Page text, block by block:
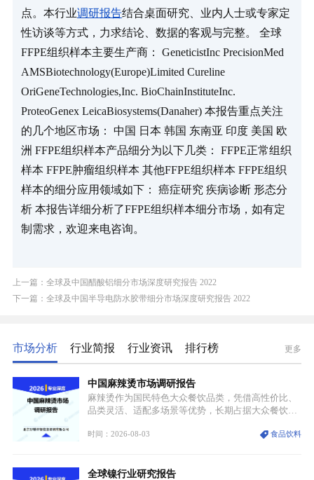
点。本行业调研报告结合桌面研究、业内人士或专家定
性访谈等方式，力求结论、数据的客观与完整。 全球
FFPE组织样本主要生产商： GeneticistInc PrecisionMed
AMSBiotechnology(Europe)Limited Cureline
OriGeneTechnologies,Inc. BioChainInstituteInc.
ProteoGenex LeicaBiosystems(Danaher) 本报告重点关注
的几个地区市场： 中国 日本 韩国 东南亚 印度 美国 欧
洲 FFPE组织样本产品细分为以下几类： FFPE正常组织
样本 FFPE肿瘤组织样本 其他FFPE组织样本 FFPE组织
样本的细分应用领域如下： 癌症研究 疾病诊断 形态分
析 本报告详细分析了FFPE组织样本细分市场，如有定
制需求，欢迎来电咨询。
上一篇：全球及中国醋酸铝细分市场深度研究报告 2022
下一篇：全球及中国半导电防水胶带细分市场深度研究报告 2022
市场分析 行业简报 行业资讯 排行榜 更多
中国麻辣烫市场调研报告
麻辣烫作为国民特色大众餐饮品类，凭借高性价比、
品类灵活、适配多场景等优势，长期占据大众餐饮重
型，叠加消费需求升级、线上流量变革、新零售业态
特点，在消费、创业、政策、技术多重驱动下，依旧
时间：2026-08-03 食品饮料
全球镍行业研究报告